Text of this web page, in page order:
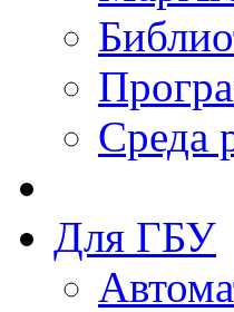
Среда
Для ГБУ